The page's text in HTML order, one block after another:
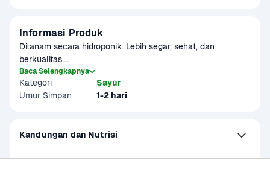
Informasi Produk
Ditanam secara hidroponik. Lebih segar, sehat, dan
berkualitas.
Rasanya sedikit lebih kuat dari basil biasa. Dengan aroma
yang sedikit manis. Ideal untuk salad atau sandwich.
Baca Selengkapnya
Kategori
Sayur
Umur Simpan
1-2 hari
Kandungan dan Nutrisi